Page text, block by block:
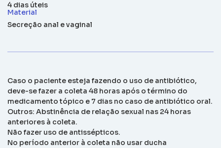
4 dias úteis
Material
Secreção anal e vaginal
Caso o paciente esteja fazendo o uso de antibiótico,
deve-se fazer a coleta 48 horas após o término do
medicamento tópico e 7 dias no caso de antibiótico oral.
Outros: Abstinência de relação sexual nas 24 horas
anteriores à coleta.
Não fazer uso de antissépticos.
No período anterior à coleta não usar ducha